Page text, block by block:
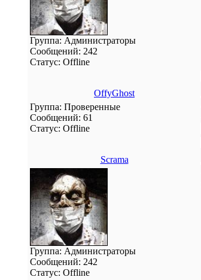
Группа: Администраторы
Сообщений: 242
Статус: Offline
OffyGhost
Группа: Проверенные
Сообщений: 61
Статус: Offline
Scrama
Группа: Администраторы
Сообщений: 242
Статус: Offline